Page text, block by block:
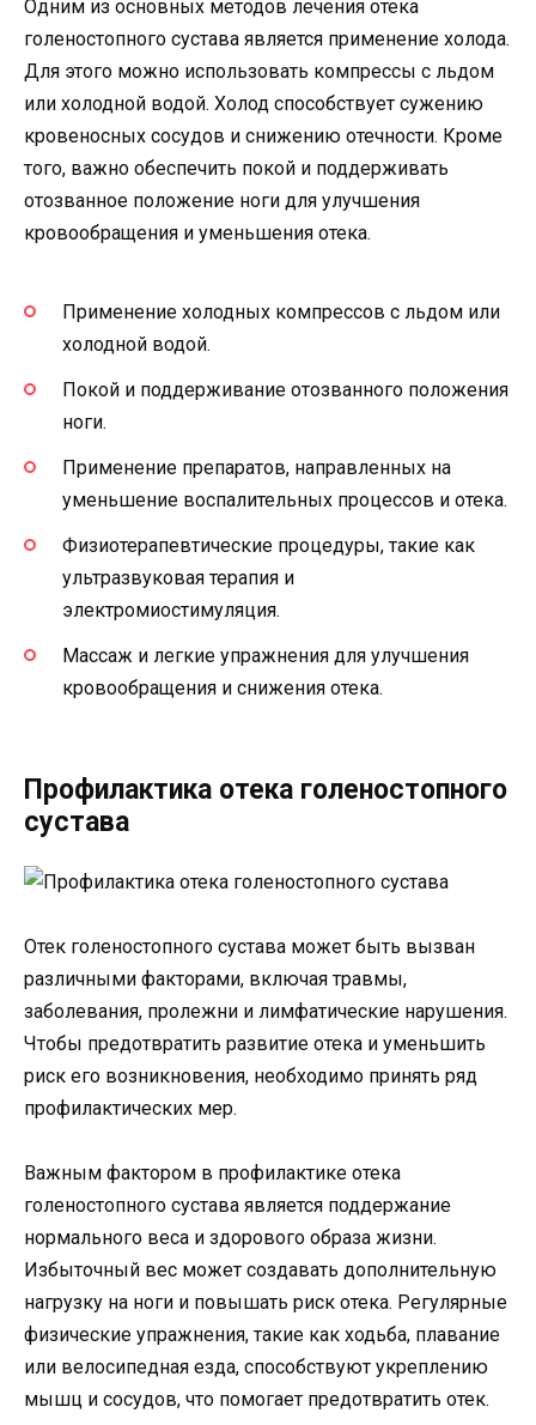
Одним из основных методов лечения отека
голеностопного сустава является применение холода.
Для этого можно использовать компрессы с льдом
или холодной водой. Холод способствует сужению
кровеносных сосудов и снижению отечности. Кроме
того, важно обеспечить покой и поддерживать
отозванное положение ноги для улучшения
кровообращения и уменьшения отека.
Применение холодных компрессов с льдом или
холодной водой.
Покой и поддерживание отозванного положения
ноги.
Применение препаратов, направленных на
уменьшение воспалительных процессов и отека.
Физиотерапевтические процедуры, такие как
ультразвуковая терапия и
электромиостимуляция.
Массаж и легкие упражнения для улучшения
кровообращения и снижения отека.
Профилактика отека голеностопного
сустава
Отек голеностопного сустава может быть вызван
различными факторами, включая травмы,
заболевания, пролежни и лимфатические нарушения.
Чтобы предотвратить развитие отека и уменьшить
риск его возникновения, необходимо принять ряд
профилактических мер.
Важным фактором в профилактике отека
голеностопного сустава является поддержание
нормального веса и здорового образа жизни.
Избыточный вес может создавать дополнительную
нагрузку на ноги и повышать риск отека. Регулярные
физические упражнения, такие как ходьба, плавание
или велосипедная езда, способствуют укреплению
мышц и сосудов, что помогает предотвратить отек.